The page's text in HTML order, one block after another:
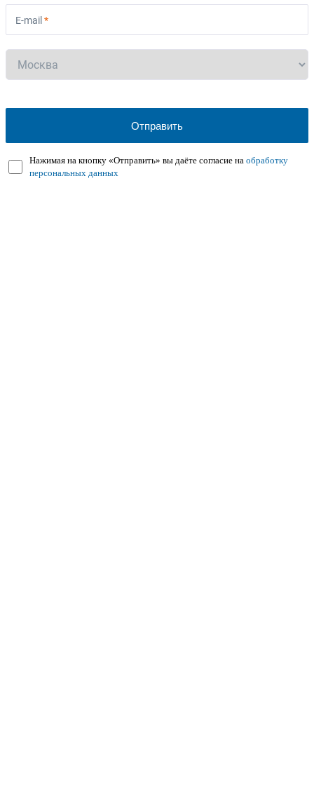
E-mail *
Нажимая на кнопку «Отправить» вы даёте согласие на обработку
персональных данных